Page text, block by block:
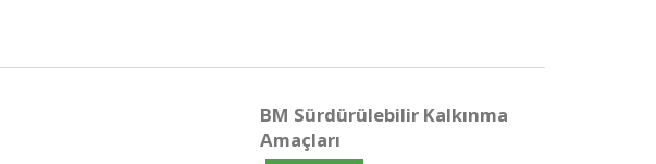
BM Sürdürülebilir Kalkınma
Amaçları